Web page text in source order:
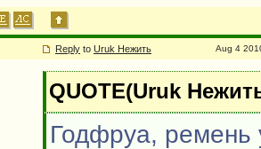
Reply to Uruk Нежить Aug 4
QUOTE(Uruk
Годфруа, ремень